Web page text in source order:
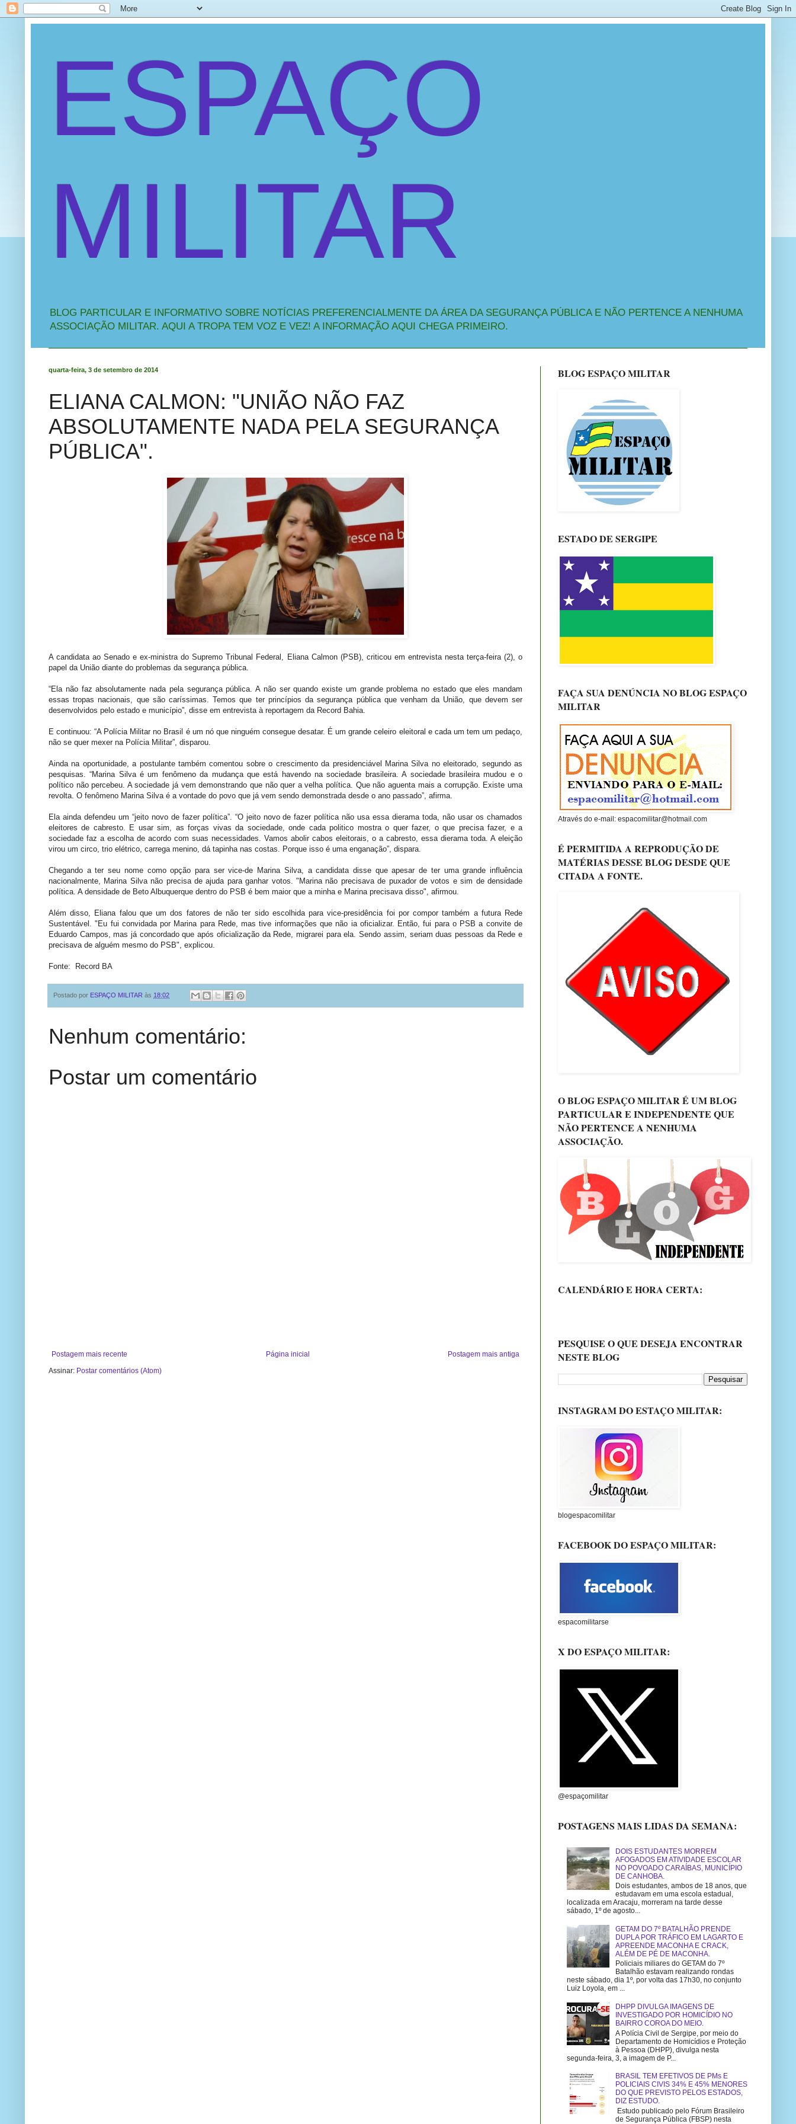
ESPAÇO
MILITAR
BLOG PARTICULAR E INFORMATIVO SOBRE NOTÍCIAS PREFERENCIALMENTE DA ÁREA DA SEGURANÇA PÚBLICA E NÃO PERTENCE A NENHUMA
ASSOCIAÇÃO MILITAR. AQUI A TROPA TEM VOZ E VEZ! A INFORMAÇÃO AQUI CHEGA PRIMEIRO.
quarta-feira, 3 de setembro de 2014
ELIANA CALMON: "UNIÃO NÃO FAZ
ABSOLUTAMENTE NADA PELA SEGURANÇA
PÚBLICA".
A candidata ao Senado e ex-ministra do Supremo Tribunal Federal, Eliana Calmon (PSB), criticou em entrevista nesta terça-feira (2), o
papel da União diante do problemas da segurança pública.
“Ela não faz absolutamente nada pela segurança pública. A não ser quando existe um grande problema no estado que eles mandam
essas tropas nacionais, que são caríssimas. Temos que ter princípios da segurança pública que venham da União, que devem ser
desenvolvidos pelo estado e município”, disse em entrevista à reportagem da Record Bahia.
E continuou: “A Polícia Militar no Brasil é um nó que ninguém consegue desatar. É um grande celeiro eleitoral e cada um tem um pedaço,
não se quer mexer na Polícia Militar”, disparou.
Ainda na oportunidade, a postulante também comentou sobre o crescimento da presidenciável Marina Silva no eleitorado, segundo as
pesquisas. “Marina Silva é um fenômeno da mudança que está havendo na sociedade brasileira. A sociedade brasileira mudou e o
político não percebeu. A sociedade já vem demonstrando que não quer a velha política. Que não aguenta mais a corrupção. Existe uma
revolta. O fenômeno Marina Silva é a vontade do povo que já vem sendo demonstrada desde o ano passado”, afirma.
Ela ainda defendeu um “jeito novo de fazer política”. “O jeito novo de fazer política não usa essa dierama toda, não usar os chamados
eleitores de cabresto. E usar sim, as forças vivas da sociedade, onde cada politico mostra o quer fazer, o que precisa fazer, e a
sociedade faz a escolha de acordo com suas necessidades. Vamos abolir cabos eleitorais, o a cabresto, essa dierama toda. A eleição
virou um circo, trio elétrico, carrega menino, dá tapinha nas costas. Porque isso é uma enganação”, dispara.
Chegando a ter seu nome como opção para ser vice-de Marina Silva, a candidata disse que apesar de ter uma grande influência
nacionalmente, Marina Silva não precisa de ajuda para ganhar votos. "Marina não precisava de puxador de votos e sim de densidade
política. A densidade de Beto Albuquerque dentro do PSB é bem maior que a minha e Marina precisava disso", afirmou.
Além disso, Eliana falou que um dos fatores de não ter sido escolhida para vice-presidência foi por compor também a futura Rede
Sustentável. "Eu fui convidada por Marina para Rede, mas tive informações que não ia oficializar. Então, fui para o PSB a convite de
Eduardo Campos, mas já concordado que após oficialização da Rede, migrarei para ela. Sendo assim, seriam duas pessoas da Rede e
precisava de alguém mesmo do PSB", explicou.
Fonte: Record BA
Postado por ESPAÇO MILITAR às 18:02
Nenhum comentário:
Postar um comentário
Postagem mais recente Postagem mais antiga
Página inicial
Assinar: Postar comentários (Atom)
BLOG ESPAÇO MILITAR
ESTADO DE SERGIPE
FAÇA SUA DENÚNCIA NO BLOG ESPAÇO
MILITAR
Através do e-mail: espacomilitar@hotmail.com
É PERMITIDA A REPRODUÇÃO DE
MATÉRIAS DESSE BLOG DESDE QUE
CITADA A FONTE.
O BLOG ESPAÇO MILITAR É UM BLOG
PARTICULAR E INDEPENDENTE QUE
NÃO PERTENCE A NENHUMA
ASSOCIAÇÃO.
CALENDÁRIO E HORA CERTA:
PESQUISE O QUE DESEJA ENCONTRAR
NESTE BLOG
INSTAGRAM DO ESTAÇO MILITAR:
blogespacomilitar
FACEBOOK DO ESPAÇO MILITAR:
espacomilitarse
X DO ESPAÇO MILITAR:
@espaçomilitar
POSTAGENS MAIS LIDAS DA SEMANA:
DOIS ESTUDANTES MORREM
AFOGADOS EM ATIVIDADE ESCOLAR
NO POVOADO CARAÍBAS, MUNICÍPIO
DE CANHOBA.
Dois estudantes, ambos de 18 anos, que
estudavam em uma escola estadual,
localizada em Aracaju, morreram na tarde desse
sábado, 1º de agosto...
GETAM DO 7º BATALHÃO PRENDE
DUPLA POR TRÁFICO EM LAGARTO E
APREENDE MACONHA E CRACK,
ALÉM DE PÉ DE MACONHA.
Policiais miliares do GETAM do 7º
Batalhão estavam realizando rondas
neste sábado, dia 1º, por volta das 17h30, no conjunto
Luiz Loyola, em ...
DHPP DIVULGA IMAGENS DE
INVESTIGADO POR HOMICÍDIO NO
BAIRRO COROA DO MEIO.
A Polícia Civil de Sergipe, por meio do
Departamento de Homicídios e Proteção
à Pessoa (DHPP), divulga nesta
segunda-feira, 3, a imagem de P...
BRASIL TEM EFETIVOS DE PMs E
POLICIAIS CIVIS 34% E 45% MENORES
DO QUE PREVISTO PELOS ESTADOS,
DIZ ESTUDO.
Estudo publicado pelo Fórum Brasileiro
de Segurança Pública (FBSP) nesta